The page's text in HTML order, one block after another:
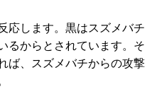
応します。黒はスズメバチ
るからとされています。そ
ば、スズメバチからの攻撃